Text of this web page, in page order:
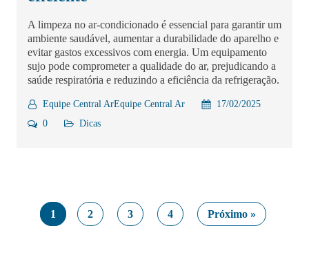
A limpeza no ar-condicionado é essencial para garantir um
ambiente saudável, aumentar a durabilidade do aparelho e
evitar gastos excessivos com energia. Um equipamento
sujo pode comprometer a qualidade do ar, prejudicando a
saúde respiratória e reduzindo a eficiência da refrigeração.
Equipe Central ArEquipe Central Ar
17/02/2025
0
Dicas
1 2 3 4 Próximo »